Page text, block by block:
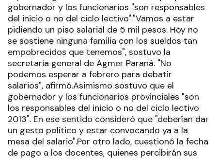
gobernador y los funcionarios "son responsables
del inicio o no del ciclo lectivo"."Vamos a estar
pidiendo un piso salarial de 5 mil pesos. Hoy no
se sostiene ninguna familia con los sueldos tan
empobrecidos que tenemos", sostuvo la
secretaria general de Agmer Paraná. "No
podemos esperar a febrero para debatir
salarios", afirmó.Asimismo sostuvo que el
gobernador y los funcionarios provinciales "son
los responsables del inicio o no del ciclo lectivo
2013". En ese sentido consideró que "deberían dar
un gesto político y estar convocando ya a la
mesa del salario".Por otro lado, cuestionó la fecha
de pago a los docentes, quienes percibirán sus